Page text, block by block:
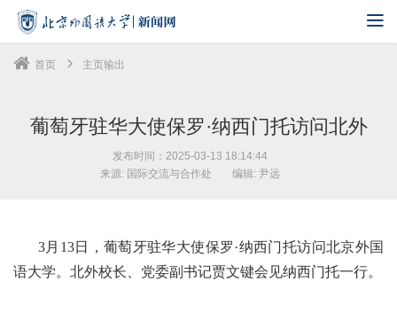
首页 主页输出
葡萄牙驻华大使保罗·纳西门托访问北外
发布时间：2025-03-13 18:14:44
来源: 国际交流与合作处
编辑: 尹远
3月13日，葡萄牙驻华大使保罗·纳西门托访问北京外国
语大学。北外校长、党委副书记贾文键会见纳西门托一行。